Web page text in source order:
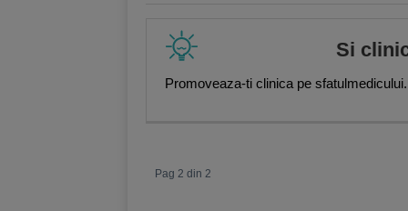
Si
Promoveaza-ti clinica pe
Pag 2 din 2